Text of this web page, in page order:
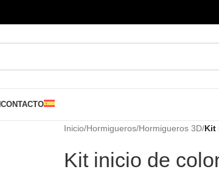
CONTACTO
Inicio/Hormigueros/Hormigueros 3D/Kit
Kit inicio de